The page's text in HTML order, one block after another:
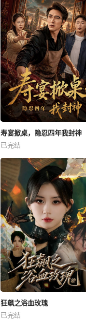
寿宴掀桌，隐忍四年我封神
已完结
狂飙之浴血玫瑰
已完结